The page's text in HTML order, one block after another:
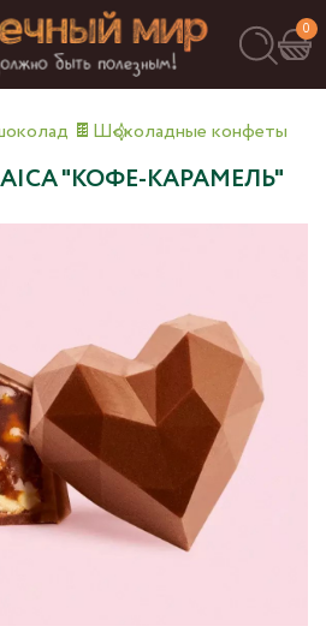
0
🍫 Шоколадные конфеты
"КОФЕ-КАРАМЕЛЬ"